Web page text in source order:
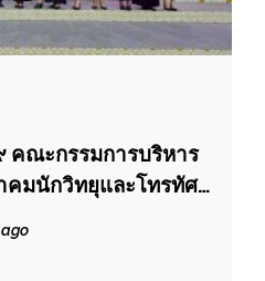
ณะกรรมการบริหาร
คมนักวิทยุและโทรทัศน์
ะบรมราชูปถัมภ์บันทึก
พระนางเจ้าสุทิดา พัชร
ago